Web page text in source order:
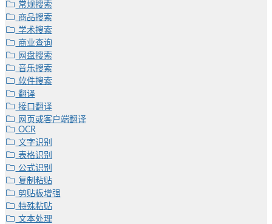
常规搜索
商品搜索
学术搜索
商业查询
网盘搜索
音乐搜索
软件搜索
翻译
接口翻译
网页或客户端翻译
OCR
文字识别
表格识别
公式识别
复制粘贴
剪贴板增强
特殊粘贴
文本处理